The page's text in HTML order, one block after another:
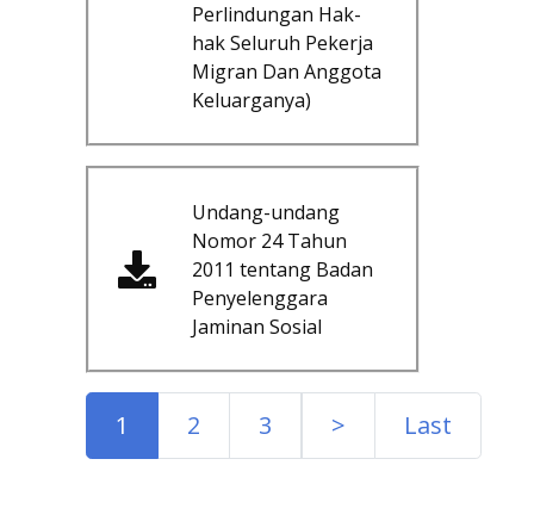
Perlindungan Hak-
hak Seluruh Pekerja
Migran Dan Anggota
Keluarganya)
Undang-undang
Nomor 24 Tahun
2011 tentang Badan
Penyelenggara
Jaminan Sosial
1 2 3 > Last